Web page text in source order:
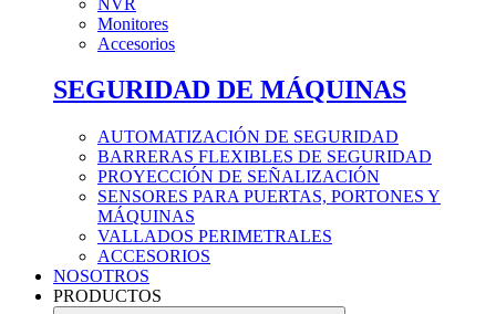
Monitores
Accesorios
SEGURIDAD DE MÁQUINAS
AUTOMATIZACIÓN DE SEGURIDAD
BARRERAS FLEXIBLES DE SEGURIDAD
PROYECCIÓN DE SEÑALIZACIÓN
SENSORES PARA PUERTAS, PORTONES Y
MÁQUINAS
VALLADOS PERIMETRALES
ACCESORIOS
NOSOTROS
PRODUCTOS